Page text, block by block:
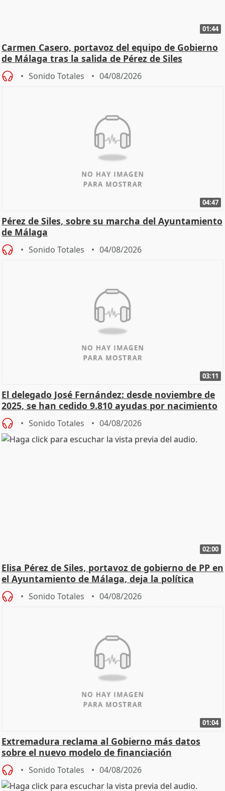
01:44
Carmen Casero, portavoz del equipo de Gobierno
de Málaga tras la salida de Pérez de Siles
Sonido Totales 04/08/2026
04:47
Pérez de Siles, sobre su marcha del Ayuntamiento
de Málaga
Sonido Totales 04/08/2026
03:11
El delegado José Fernández: desde noviembre de
2025, se han cedido 9.810 ayudas por nacimiento
Sonido Totales 04/08/2026
02:00
Elisa Pérez de Siles, portavoz de gobierno de PP en
el Ayuntamiento de Málaga, deja la política
Sonido Totales 04/08/2026
01:04
Extremadura reclama al Gobierno más datos
sobre el nuevo modelo de financiación
Sonido Totales 04/08/2026